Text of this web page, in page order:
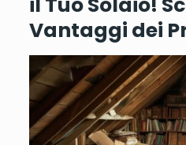
Vantaggi dei